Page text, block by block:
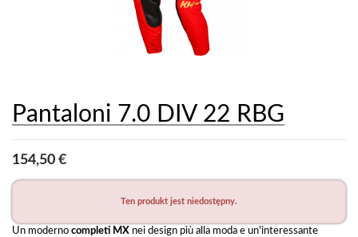
Pantaloni 7.0 DIV 22 RBG
154,50 €
Ten produkt jest niedostępny.
Un moderno completi MX nei design più alla moda e un'interessante